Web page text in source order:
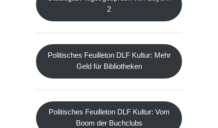
2
Politisches Feuilleton DLF Kultur: Mehr
Geld für Bibliotheken
Politisches Feuilleton DLF Kultur: Vom
Boom der Buchclubs